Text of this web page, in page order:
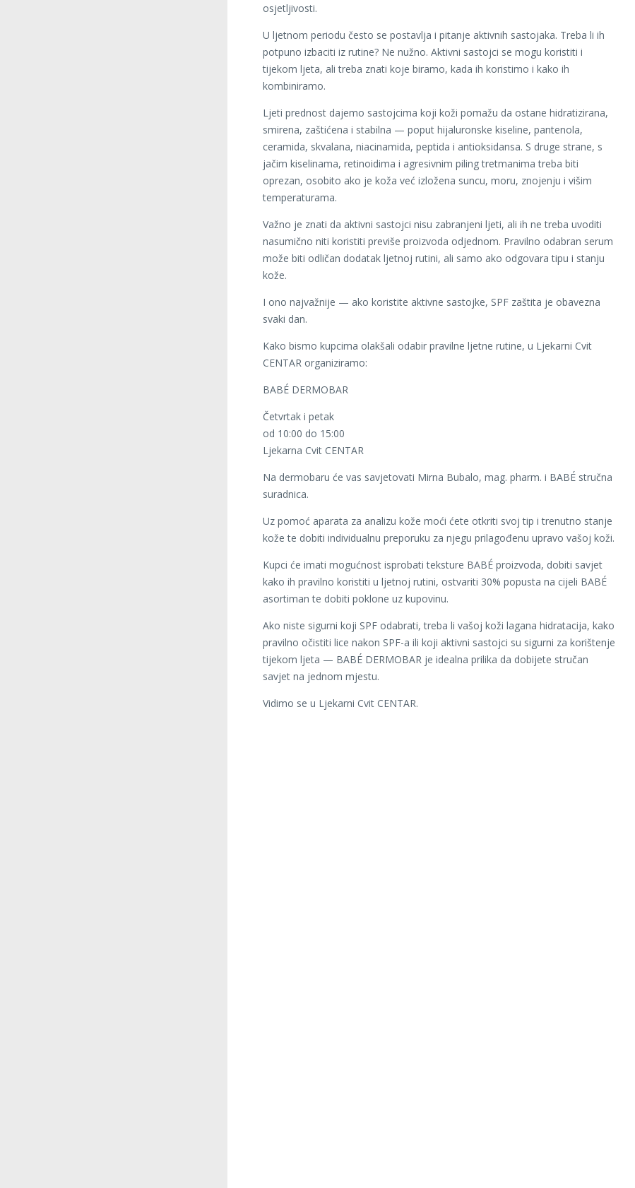
osjetljivosti.
U ljetnom periodu često se postavlja i pitanje aktivnih sastojaka. Treba li ih
potpuno izbaciti iz rutine? Ne nužno. Aktivni sastojci se mogu koristiti i
tijekom ljeta, ali treba znati koje biramo, kada ih koristimo i kako ih
kombiniramo.
Ljeti prednost dajemo sastojcima koji koži pomažu da ostane hidratizirana,
smirena, zaštićena i stabilna — poput hijaluronske kiseline, pantenola,
ceramida, skvalana, niacinamida, peptida i antioksidansa. S druge strane, s
jačim kiselinama, retinoidima i agresivnim piling tretmanima treba biti
oprezan, osobito ako je koža već izložena suncu, moru, znojenju i višim
temperaturama.
Važno je znati da aktivni sastojci nisu zabranjeni ljeti, ali ih ne treba uvoditi
nasumično niti koristiti previše proizvoda odjednom. Pravilno odabran serum
može biti odličan dodatak ljetnoj rutini, ali samo ako odgovara tipu i stanju
kože.
I ono najvažnije — ako koristite aktivne sastojke, SPF zaštita je obavezna
svaki dan.
Kako bismo kupcima olakšali odabir pravilne ljetne rutine, u Ljekarni Cvit
CENTAR organiziramo:
BABÉ DERMOBAR
Četvrtak i petak
od 10:00 do 15:00
Ljekarna Cvit CENTAR
Na dermobaru će vas savjetovati Mirna Bubalo, mag. pharm. i BABÉ stručna
suradnica.
Uz pomoć aparata za analizu kože moći ćete otkriti svoj tip i trenutno stanje
kože te dobiti individualnu preporuku za njegu prilagođenu upravo vašoj koži.
Kupci će imati mogućnost isprobati teksture BABÉ proizvoda, dobiti savjet
kako ih pravilno koristiti u ljetnoj rutini, ostvariti 30% popusta na cijeli BABÉ
asortiman te dobiti poklone uz kupovinu.
Ako niste sigurni koji SPF odabrati, treba li vašoj koži lagana hidratacija, kako
pravilno očistiti lice nakon SPF-a ili koji aktivni sastojci su sigurni za korištenje
tijekom ljeta — BABÉ DERMOBAR je idealna prilika da dobijete stručan
savjet na jednom mjestu.
Vidimo se u Ljekarni Cvit CENTAR.